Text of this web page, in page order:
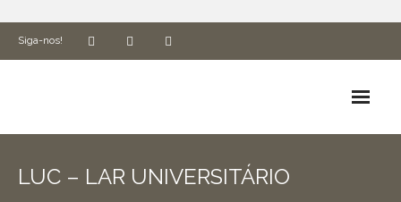
Siga-nos!
LUC – LAR UNIVERSITÁRIO